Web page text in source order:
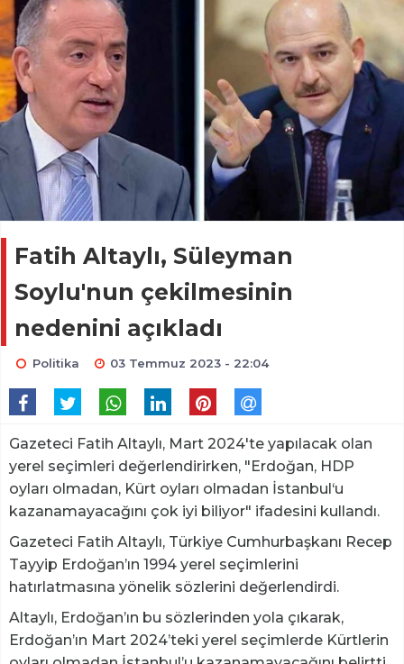
Fatih Altaylı, Süleyman
Soylu'nun çekilmesinin
nedenini açıkladı
Politika 03 Temmuz 2023 - 22:04
Gazeteci Fatih Altaylı, Mart 2024'te yapılacak olan
yerel seçimleri değerlendirirken, "Erdoğan, HDP
oyları olmadan, Kürt oyları olmadan İstanbul‘u
kazanamayacağını çok iyi biliyor" ifadesini kullandı.
Gazeteci Fatih Altaylı, Türkiye Cumhurbaşkanı Recep
Tayyip Erdoğan’ın 1994 yerel seçimlerini
hatırlatmasına yönelik sözlerini değerlendirdi.
Altaylı, Erdoğan’ın bu sözlerinden yola çıkarak,
Erdoğan’ın Mart 2024’teki yerel seçimlerde Kürtlerin